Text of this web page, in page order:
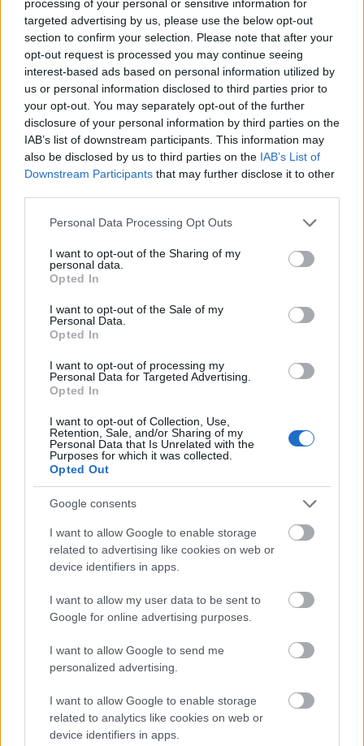
processing of your personal or sensitive information for
targeted advertising by us, please use the below opt-out
section to confirm your selection. Please note that after your
opt-out request is processed you may continue seeing
interest-based ads based on personal information utilized by
us or personal information disclosed to third parties prior to
your opt-out. You may separately opt-out of the further
disclosure of your personal information by third parties on the
IAB’s list of downstream participants. This information may
also be disclosed by us to third parties on the IAB’s List of
Downstream Participants that may further disclose it to other
Please note that this website/app uses one or more Google
not limited to your visit or usage behaviour. You may click to
grant or deny consent to Google and its third-party tags to
use your data for below specified purposes in below Google
consent section.
Personal Data Processing Opt Outs
I want to opt-out of the Sharing of my
personal data.
Opted In
I want to opt-out of the Sale of my
Personal Data.
Opted In
I want to opt-out of processing my
Personal Data for Targeted Advertising.
Opted In
I want to opt-out of Collection, Use,
Retention, Sale, and/or Sharing of my
Personal Data that Is Unrelated with the
Purposes for which it was collected.
Opted Out
Google consents
I want to allow Google to enable storage
related to advertising like cookies on web or
device identifiers in apps.
I want to allow my user data to be sent to
Google for online advertising purposes.
I want to allow Google to send me
personalized advertising.
I want to allow Google to enable storage
related to analytics like cookies on web or
device identifiers in apps.
Rekord első félév a
használtpiacon
Ez a tíz a legnépszerűbb márka Amint a
Data House fenti grafikonja mutatja, a
januárt leszámítva – amikor kevesebb
használt személyautó cserélt gazdát,
mint az elmúlt két év első hónapjában
–, a piac forgalma minden hónapban
március (+12,6%) és a június (+12,2%)…